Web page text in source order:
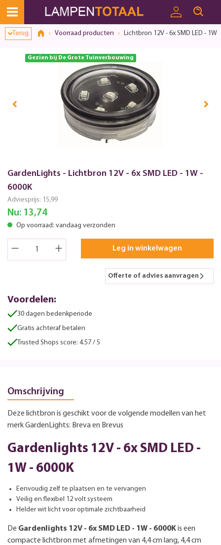
Terug Voorraad producten Lichtbron 12V - 6x SMD LED - 1W
Gezien bij De Grote Tuinverbouwing
GardenLights - Lichtbron 12V - 6x SMD LED - 1W -
6000K
Adviesprijs: 15,99
Nu: 13,74
Op voorraad: vandaag verzonden
Leg in winkelwagen
Offerte of advies aanvragen
Voordelen:
30 dagen bedenkperiode
Gratis achteraf betalen
Trusted Shops score: 4.57 / 5
Omschrijving
Deze lichtbron is geschikt voor de volgende modellen van het
merk GardenLights: Breva en Brevus
Gardenlights 12V - 6x SMD LED -
1W - 6000K
Eenvoudig zelf te plaatsen en te vervangen
Veilig en flexibel 12 volt systeem
Helder wit licht voor optimale zichtbaarheid
De Gardenlights 12V - 6x SMD LED - 1W - 6000Kis een
compacte lichtbron met afmetingen van 4,4 cm lang, 4,4 cm